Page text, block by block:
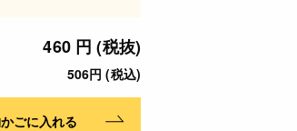
460 円 (税抜)
506円 (税込)
ごに入れる